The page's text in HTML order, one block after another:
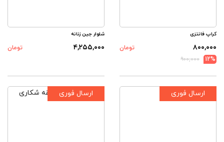
کراپ فانتزی
۸۰۰,۰۰۰
تومان
12%
۹۰۰,۰۰۰
شلوار جین زنانه
۴,۲۵۵,۰۰۰ تومان
ارسال فوری ارسال فوری